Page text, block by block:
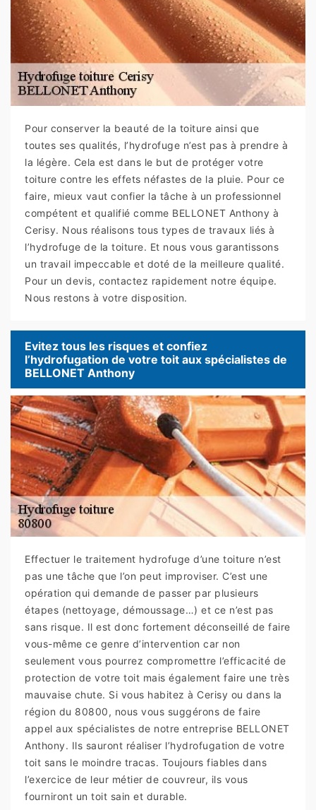
Pour conserver la beauté de la toiture ainsi que
toutes ses qualités, l’hydrofuge n’est pas à prendre à
la légère. Cela est dans le but de protéger votre
toiture contre les effets néfastes de la pluie. Pour ce
faire, mieux vaut confier la tâche à un professionnel
compétent et qualifié comme BELLONET Anthony à
Cerisy. Nous réalisons tous types de travaux liés à
l’hydrofuge de la toiture. Et nous vous garantissons
un travail impeccable et doté de la meilleure qualité.
Pour un devis, contactez rapidement notre équipe.
Nous restons à votre disposition.
Evitez tous les risques et confiez
l’hydrofugation de votre toit aux spécialistes de
BELLONET Anthony
Effectuer le traitement hydrofuge d’une toiture n’est
pas une tâche que l’on peut improviser. C’est une
opération qui demande de passer par plusieurs
étapes (nettoyage, démoussage…) et ce n’est pas
sans risque. Il est donc fortement déconseillé de faire
vous-même ce genre d’intervention car non
seulement vous pourrez compromettre l’efficacité de
protection de votre toit mais également faire une très
mauvaise chute. Si vous habitez à Cerisy ou dans la
région du 80800, nous vous suggérons de faire
appel aux spécialistes de notre entreprise BELLONET
Anthony. Ils sauront réaliser l’hydrofugation de votre
toit sans le moindre tracas. Toujours fiables dans
l’exercice de leur métier de couvreur, ils vous
fourniront un toit sain et durable.